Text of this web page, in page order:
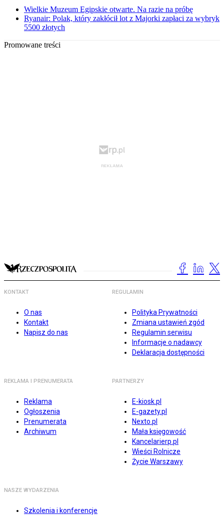
Wielkie Muzeum Egipskie otwarte. Na razie na próbę
Ryanair: Polak, który zakłócił lot z Majorki zapłaci za wybryk
5500 złotych
Promowane treści
KONTAKT
O nas
Kontakt
Napisz do nas
REGULAMIN
Polityka Prywatności
Zmiana ustawień zgód
Regulamin serwisu
Informacje o nadawcy
Deklaracja dostępności
REKLAMA I PRENUMERATA
Reklama
Ogłoszenia
Prenumerata
Archiwum
PARTNERZY
E-kiosk.pl
E-gazety.pl
Nexto.pl
Mała księgowość
Kancelarierp.pl
Wieści Rolnicze
Życie Warszawy
NASZE WYDARZENIA
Szkolenia i konferencje